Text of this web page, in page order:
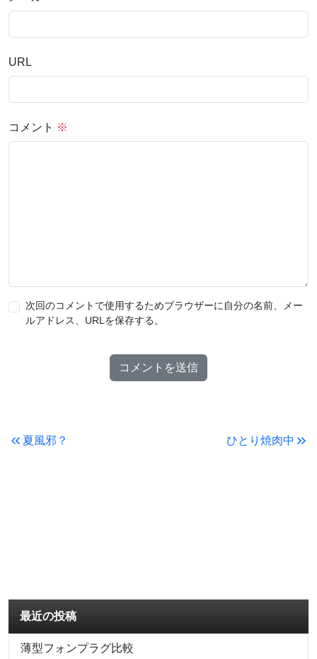
URL
コメント ※
次回のコメントで使用するためブラウザーに自分の名前、メー
ルアドレス、URLを保存する。
夏風邪？ ひとり焼肉中
最近の投稿
薄型フォンプラグ比較